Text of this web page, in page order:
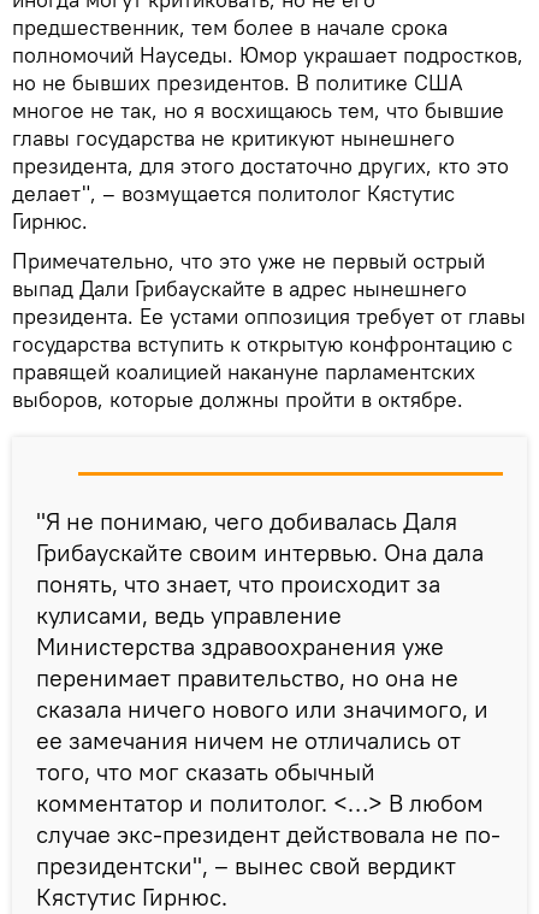
предшественник, тем более в начале срока
полномочий Науседы. Юмор украшает подростков,
но не бывших президентов. В политике США
многое не так, но я восхищаюсь тем, что бывшие
главы государства не критикуют нынешнего
президента, для этого достаточно других, кто это
делает", – возмущается политолог Кястутис
Гирнюс.
Примечательно, что это уже не первый острый
выпад Дали Грибаускайте в адрес нынешнего
президента. Ее устами оппозиция требует от главы
государства вступить к открытую конфронтацию с
правящей коалицией накануне парламентских
выборов, которые должны пройти в октябре.
"Я не понимаю, чего добивалась Даля
Грибаускайте своим интервью. Она дала
понять, что знает, что происходит за
кулисами, ведь управление
Министерства здравоохранения уже
перенимает правительство, но она не
сказала ничего нового или значимого, и
ее замечания ничем не отличались от
того, что мог сказать обычный
комментатор и политолог. <…> В любом
случае экс-президент действовала не по-
президентски", – вынес свой вердикт
Кястутис Гирнюс.